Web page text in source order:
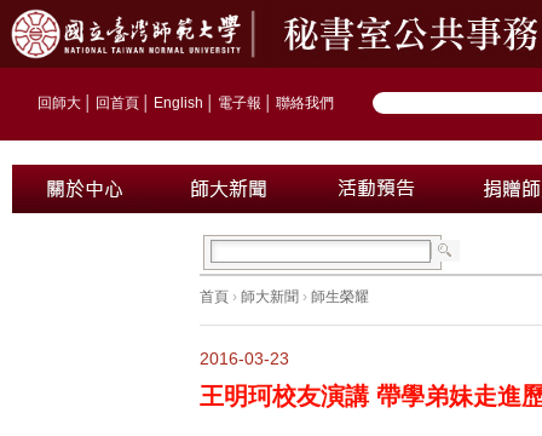
回師大 回首頁 English 電子報 聯絡我們
首頁 › 師大新聞 › 師生榮耀
2016-03-23
王明珂校友演講 帶學弟妹走進